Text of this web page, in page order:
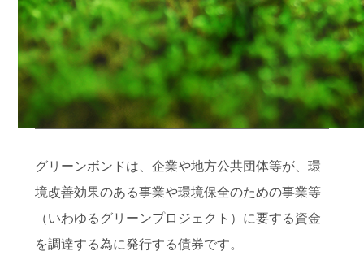
グリーンボンドは、企業や地方公共団体等が、環
境改善効果のある事業や環境保全のための事業等
（いわゆるグリーンプロジェクト）に要する資金
を調達する為に発行する債券です。